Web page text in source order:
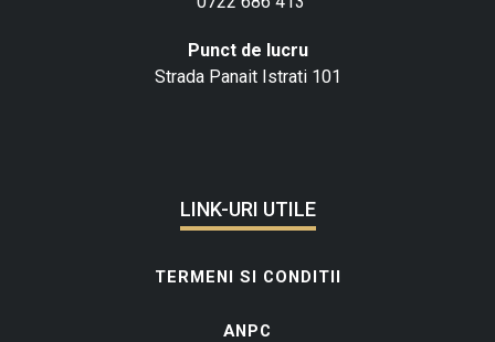
Punct de lucru
Strada Panait Istrati 101
LINK-URI UTILE
TERMENI SI CONDITII
ANPC